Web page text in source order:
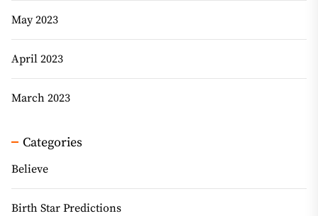
May 2023
April 2023
March 2023
Categories
Believe
Birth Star Predictions